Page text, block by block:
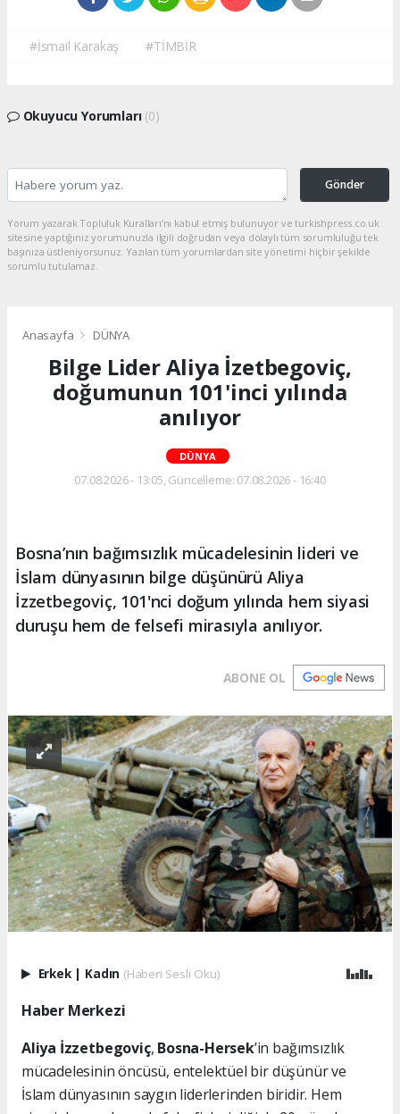
#İsmail Karakaş #TİMBİR
Okuyucu Yorumları (0)
Gönder
Yorum yazarak Topluluk Kuralları’nı kabul etmiş bulunuyor ve turkishpress.co.uk
sitesine yaptığınız yorumunuzla ilgili doğrudan veya dolaylı tüm sorumluluğu tek
başınıza üstleniyorsunuz. Yazılan tüm yorumlardan site yönetimi hiçbir şekilde
sorumlu tutulamaz.
Anasayfa DÜNYA
Bilge Lider Aliya İzetbegoviç,
doğumunun 101'inci yılında
anılıyor
DÜNYA
07.08.2026 - 13:05, Güncelleme: 07.08.2026 - 16:40
Bosna’nın bağımsızlık mücadelesinin lideri ve
İslam dünyasının bilge düşünürü Aliya
İzzetbegoviç, 101'nci doğum yılında hem siyasi
duruşu hem de felsefi mirasıyla anılıyor.
ABONE OL
Erkek | Kadın (Haberi Sesli Oku)
Haber Merkezi
Aliya İzzetbegoviç, Bosna-Hersek’in bağımsızlık
mücadelesinin öncüsü, entelektüel bir düşünür ve
İslam dünyasının saygın liderlerinden biridir. Hem